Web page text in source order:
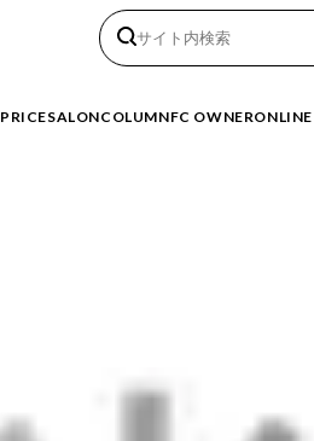
PRICESALONCOLUMNFC OWNER